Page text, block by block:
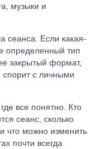
музыки и
сеанса. Если какая-
определенный тип
закрытый формат,
с личными
все понятно. Кто
сеанс, сколько
что можно изменить
почти всегда